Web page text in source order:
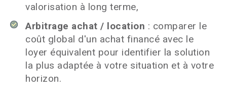
valorisation à long terme,
Arbitrage achat / location : comparer le
coût global d'un achat financé avec le
loyer équivalent pour identifier la solution
la plus adaptée à votre situation et à votre
horizon.